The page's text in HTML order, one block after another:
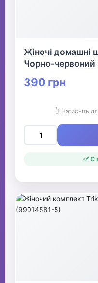
Жіночі домашні
Чорно-червоний
390 грн
👆 Натисніть
✅ Є